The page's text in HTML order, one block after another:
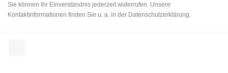
Sie können Ihr Einverständnis jederzeit widerrufen. Unsere
Kontaktinformationen finden Sie u. a. in der Datenschutzerklärung.